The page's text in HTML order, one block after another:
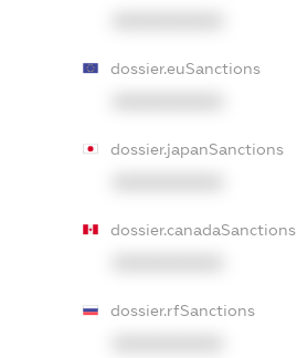
dossier.euSanctions
dossier.japanSanctions
dossier.canadaSanctions
dossier.rfSanctions